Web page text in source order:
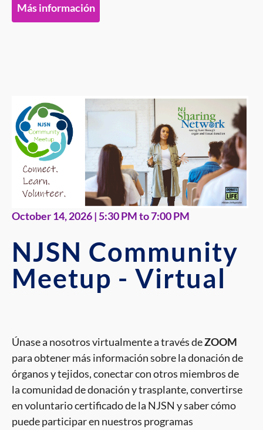
Más información
October 14, 2026 | 5:30 PM to 7:00 PM
NJSN Community
Meetup - Virtual
Únase a nosotros virtualmente a través deZOOM
para obtener más información sobre la donación de
órganos y tejidos, conectar con otros miembros de
la comunidad de donación y trasplante, convertirse
en voluntario certificado de la NJSN y saber cómo
puede participar en nuestros programas